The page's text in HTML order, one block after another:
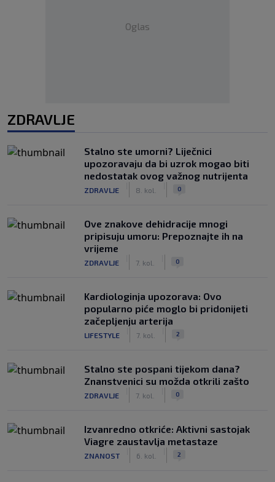
Oglas
ZDRAVLJE
Stalno ste umorni? Liječnici
upozoravaju da bi uzrok mogao biti
nedostatak ovog važnog nutrijenta
ZDRAVLJE 8. kol. 0
Ove znakove dehidracije mnogi
pripisuju umoru: Prepoznajte ih na
vrijeme
ZDRAVLJE 7. kol. 0
Kardiologinja upozorava: Ovo
popularno piće moglo bi pridonijeti
začepljenju arterija
LIFESTYLE 7. kol. 2
Stalno ste pospani tijekom dana?
Znanstvenici su možda otkrili zašto
ZDRAVLJE 7. kol. 0
Izvanredno otkriće: Aktivni sastojak
Viagre zaustavlja metastaze
ZNANOST 6. kol. 2